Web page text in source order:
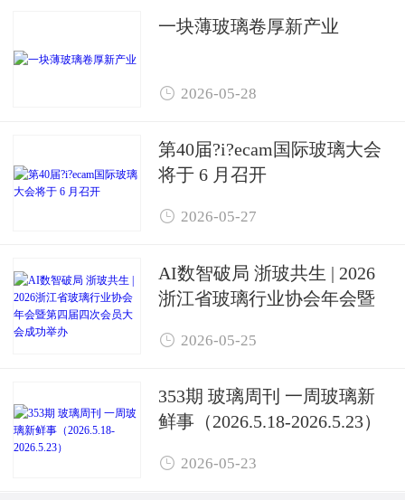
一块薄玻璃卷厚新产业
 2026-05-28
第40届?i?ecam国际玻璃大会
将于 6 月召开
 2026-05-27
AI数智破局 浙玻共生 | 2026
浙江省玻璃行业协会年会暨
办
 2026-05-25
353期 玻璃周刊 一周玻璃新
鲜事（2026.5.18-2026.5.23）
 2026-05-23